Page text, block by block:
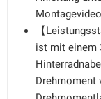
【
ist mit einem
Drehmoment